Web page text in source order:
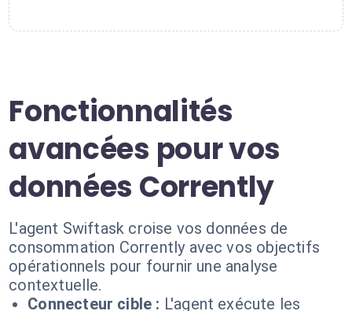
Fonctionnalités
avancées pour vos
données Corrently
L'agent Swiftask croise vos données de
consommation Corrently avec vos objectifs
opérationnels pour fournir une analyse
contextuelle.
Connecteur cible : L'agent exécute les